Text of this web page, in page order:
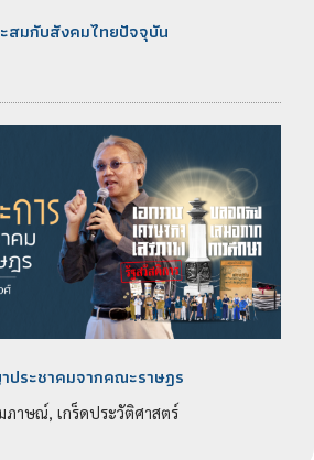
สมกับสังคมไทยปัจจุบัน
ระชาคมจากคณะราษฎร
าษณ์, เกร็ดประวัติศาสตร์